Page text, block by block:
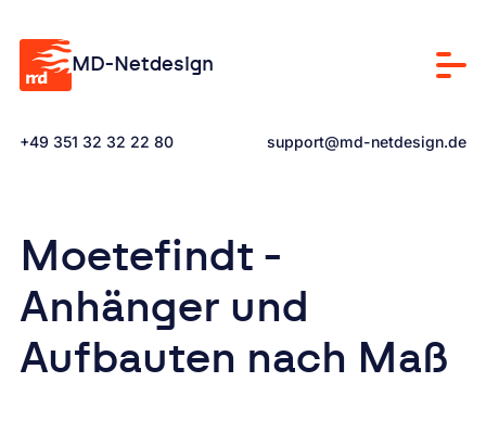
MD-Netdesign
Kontaktiere uns via Telefon unter
+49 351 32 32 22 80 Kontaktiere uns via E-Mail an
support@md-netdesign.de
Moetefindt -
Anhänger und
Aufbauten nach Maß